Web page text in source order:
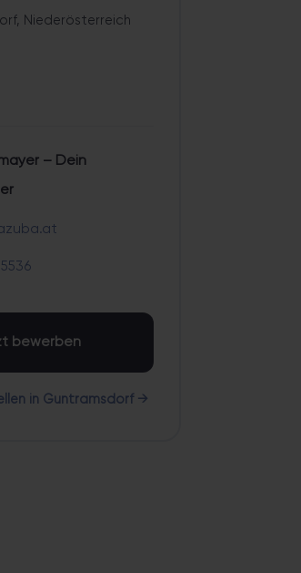
Niederösterreich
– Dein
bewerben
in Guntramsdorf →
wird der Dialog geschlossen. Seine Funktionalität